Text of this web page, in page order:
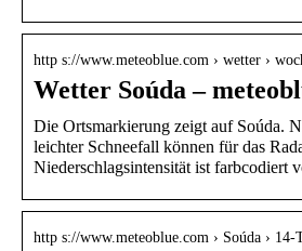
http s://www.meteoblue.com › wetter ›
Wetter Soúda –
Die Ortsmarkierung zeigt auf Soúda.
leichter Schneefall können für das
Niederschlagsintensität ist farbcodiert
http s://www.meteoblue.com › Soúda › 14-